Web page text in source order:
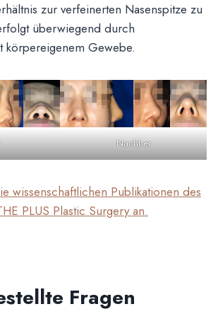
zur verfeinerten Nasenspitze zu
überwiegend durch
körpereigenem Gewebe.
Nachher
wissenschaftlichen Publikationen des
PLUS Plastic Surgery an.
Fragen